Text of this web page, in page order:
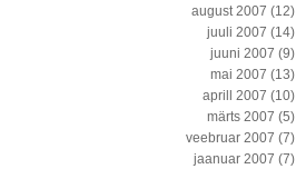
august 2007 (12)
juuli 2007 (14)
juuni 2007 (9)
mai 2007 (13)
aprill 2007 (10)
märts 2007 (5)
veebruar 2007 (7)
jaanuar 2007 (7)